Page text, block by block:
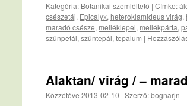
Kategória: Botanikai szemléltető | Címke:
csészetáj, Epicalyx, heteroklamideus virág,
maradó csésze, melléklepel, mellékpárta,
szünpetál, szüntepál, tepalum |
Alaktan/ virág / –
Közzétéve 2013-02-10 | Szerző:bognarjn